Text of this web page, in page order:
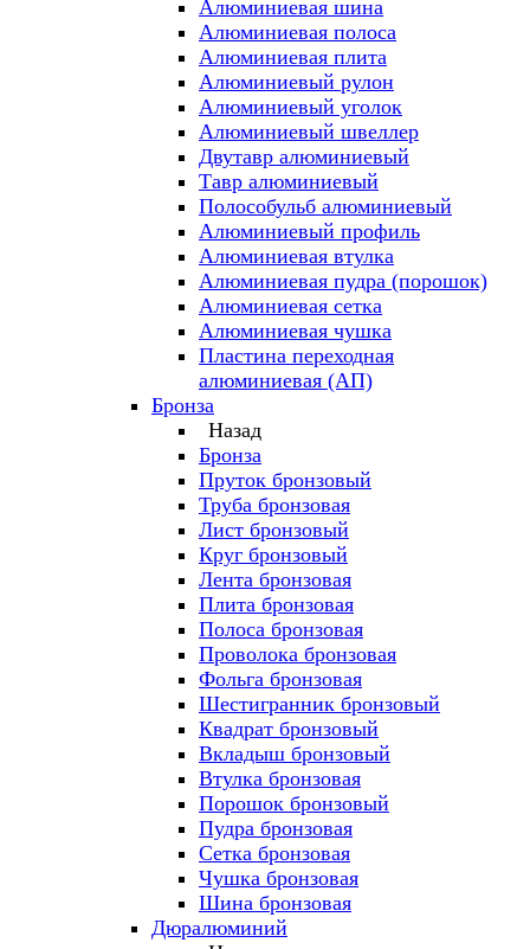
Алюминиевая шина
Алюминиевая полоса
Алюминиевая плита
Алюминиевый рулон
Алюминиевый уголок
Алюминиевый швеллер
Двутавр алюминиевый
Тавр алюминиевый
Полособульб алюминиевый
Алюминиевый профиль
Алюминиевая втулка
Алюминиевая пудра (порошок)
Алюминиевая сетка
Алюминиевая чушка
Пластина переходная
алюминиевая (АП)
Бронза
Назад
Бронза
Пруток бронзовый
Труба бронзовая
Лист бронзовый
Круг бронзовый
Лента бронзовая
Плита бронзовая
Полоса бронзовая
Проволока бронзовая
Фольга бронзовая
Шестигранник бронзовый
Квадрат бронзовый
Вкладыш бронзовый
Втулка бронзовая
Порошок бронзовый
Пудра бронзовая
Сетка бронзовая
Чушка бронзовая
Шина бронзовая
Дюралюминий